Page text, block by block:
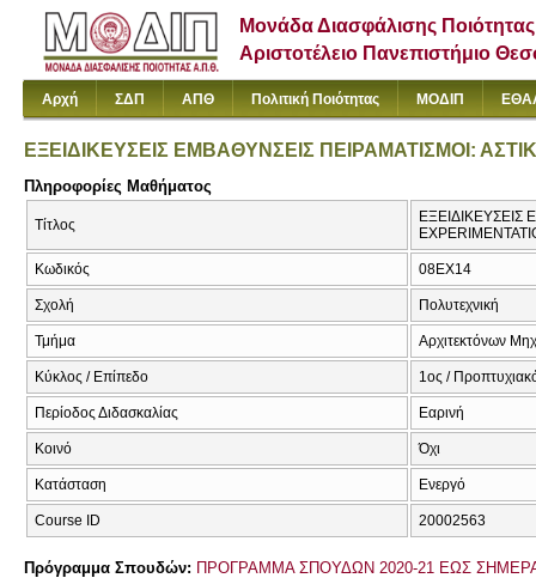
Μονάδα Διασφάλισης Ποιότητας
Αριστοτέλειο Πανεπιστήμιο
Αρχή ΣΔΠ ΑΠΘ Πολιτική Ποιότητας ΜΟΔΙΠ
ΕΞΕΙΔΙΚΕΥΣΕΙΣ ΕΜΒΑΘΥΝΣΕΙΣ ΠΕΙΡΑΜΑΤΙΣΜΟΙ:
Πληροφορίες Μαθήματος
Τίτλος
ΕΞΕΙΔΙΚΕΥΣΕΙΣ
Κωδικός 08EX14
Σχολή Πολυτεχνική
Τμήμα Αρχιτεκτόνων
Κύκλος / Επίπεδο 1ος /
Περίοδος Διδασκαλίας Εαρινή
Κοινό Όχι
Κατάσταση Ενεργό
Course ID 20002563
Πρόγραμμα Σπουδών: ΠΡΟΓΡΑΜΜΑ ΣΠΟΥΔΩΝ 2020-21 ΕΩΣ